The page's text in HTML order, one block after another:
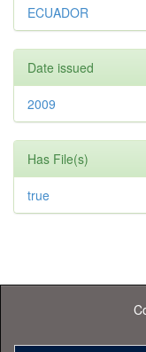
ECUADOR
Date issued
2009
Has File(s)
true